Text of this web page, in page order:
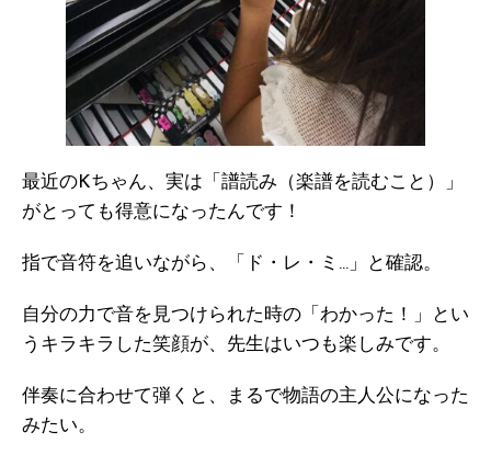
最近のKちゃん、実は「譜読み（楽譜を読むこと）」
がとっても得意になったんです！
指で音符を追いながら、「ド・レ・ミ…」と確認。
自分の力で音を見つけられた時の「わかった！」とい
うキラキラした笑顔が、先生はいつも楽しみです。
伴奏に合わせて弾くと、まるで物語の主人公になった
みたい。